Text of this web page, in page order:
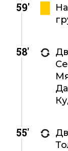
59'
58'
55'